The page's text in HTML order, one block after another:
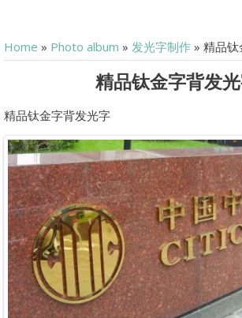
Home » Photo album » 发光字制作 » 精品
精品钛金字背发
精品钛金字背发光字